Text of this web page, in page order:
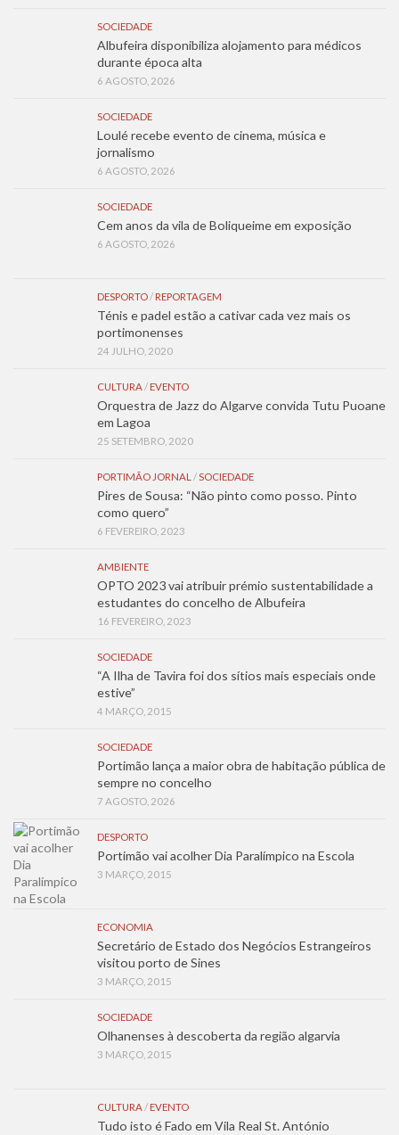
SOCIEDADE
Albufeira disponibiliza alojamento para médicos
durante época alta
6 AGOSTO, 2026
SOCIEDADE
Loulé recebe evento de cinema, música e
jornalismo
6 AGOSTO, 2026
SOCIEDADE
Cem anos da vila de Boliqueime em exposição
6 AGOSTO, 2026
DESPORTO/ REPORTAGEM
Ténis e padel estão a cativar cada vez mais os
portimonenses
24 JULHO, 2020
CULTURA/ EVENTO
Orquestra de Jazz do Algarve convida Tutu Puoane
em Lagoa
25 SETEMBRO, 2020
PORTIMÃO JORNAL /SOCIEDADE
Pires de Sousa: “Não pinto como posso. Pinto
como quero”
6 FEVEREIRO, 2023
AMBIENTE
OPTO 2023 vai atribuir prémio sustentabilidade a
estudantes do concelho de Albufeira
16 FEVEREIRO, 2023
SOCIEDADE
“A Ilha de Tavira foi dos sítios mais especiais onde
estive”
4 MARÇO, 2015
SOCIEDADE
Portimão lança a maior obra de habitação pública de
sempre no concelho
7 AGOSTO, 2026
DESPORTO
Portimão vai acolher Dia Paralímpico na Escola
3 MARÇO, 2015
ECONOMIA
Secretário de Estado dos Negócios Estrangeiros
visitou porto de Sines
3 MARÇO, 2015
SOCIEDADE
Olhanenses à descoberta da região algarvia
3 MARÇO, 2015
CULTURA/ EVENTO
Tudo isto é Fado em Vila Real St. António